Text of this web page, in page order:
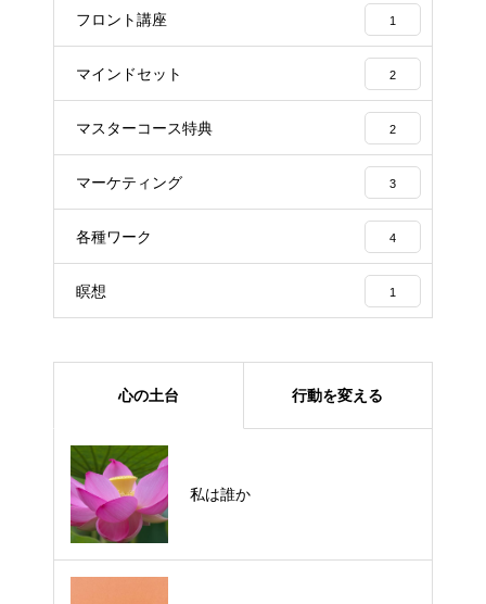
フロント講座 1
マインドセット 2
マスターコース特典 2
マーケティング 3
各種ワーク 4
瞑想 1
心の土台 行動を変える
私は誰か
ACT講座3